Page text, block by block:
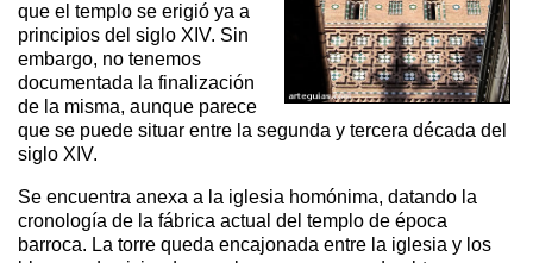
que el templo se erigió ya a
principios del siglo XIV. Sin
embargo, no tenemos
documentada la finalización
de la misma, aunque parece
que se puede situar entre la segunda y tercera década del
siglo XIV.
Se encuentra anexa a la iglesia homónima, datando la
cronología de la fábrica actual del templo de época
barroca. La torre queda encajonada entre la iglesia y los